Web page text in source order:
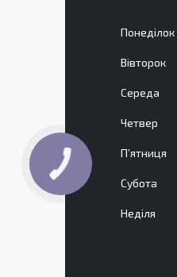
Понеділок
Вівторок
Середа
Четвер
Пʼятниця
Субота
Неділя
КНОПКА
ЗВ'ЯЗКУ